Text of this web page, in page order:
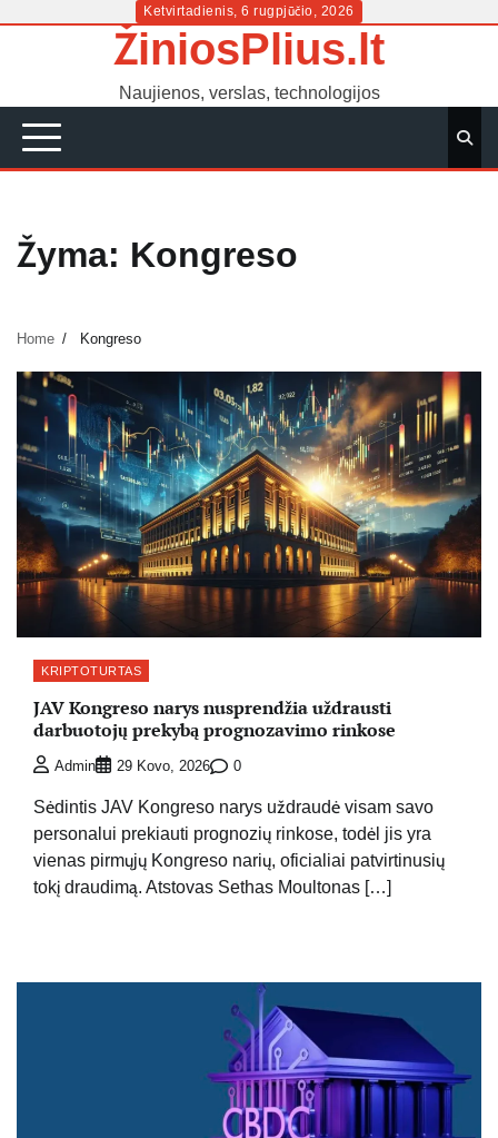
Ketvirtadienis, 6 rugpjūčio, 2026
ŽiniosPlius.lt
Naujienos, verslas, technologijos
Žyma: Kongreso
Home Kongreso
KRIPTOTURTAS
JAV Kongreso narys nusprendžia uždrausti
darbuotojų prekybą prognozavimo rinkose
Admin 29 Kovo, 2026 0
Sėdintis JAV Kongreso narys uždraudė visam savo
personalui prekiauti prognozių rinkose, todėl jis yra
vienas pirmųjų Kongreso narių, oficialiai patvirtinusių
tokį draudimą. Atstovas Sethas Moultonas […]